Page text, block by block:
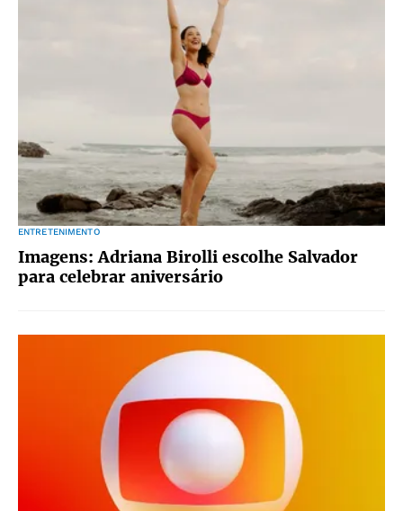
ENTRETENIMENTO
Imagens: Adriana Birolli escolhe Salvador
para celebrar aniversário